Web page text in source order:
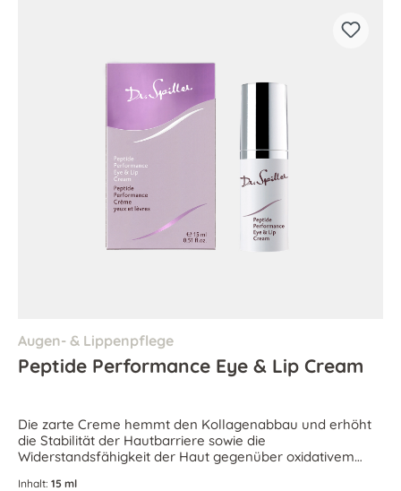
Augen- & Lippenpflege
Peptide Performance Eye & Lip Cream
Die zarte Creme hemmt den Kollagenabbau und erhöht
die Stabilität der Hautbarriere sowie die
Widerstandsfähigkeit der Haut gegenüber oxidativem
Inhalt: 15 ml